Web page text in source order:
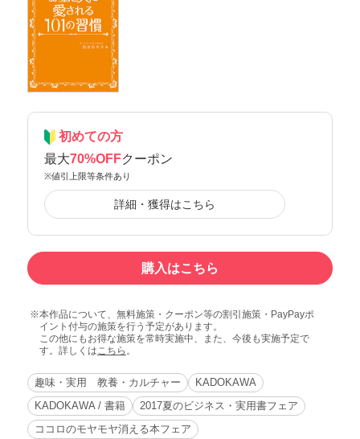
初めての方
最大70%OFFクーポン
※値引上限等条件あり
詳細・獲得はこちら
購入はこちら
本作品について、無料施策・クーポン等の割引施策・PayPayポ
イント付与の施策を行う予定があります。
この他にもお得な施策を常時実施中、また、今後も実施予定で
す。詳しくはこちら 。
趣味・実用 教養・カルチャー
KADOKAWA
KADOKAWA / 書籍
2017夏のビジネス・実用書フェア
ココロのモヤモヤ消える本フェア